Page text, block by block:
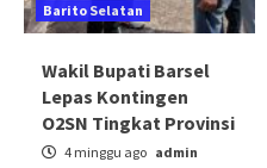
Barito Selatan
Wakil Bupati Barsel
Lepas Kontingen
O2SN Tingkat Provinsi
4 minggu ago admin